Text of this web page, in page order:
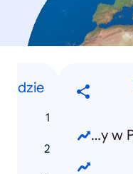
Mistrzostwa Europy w Piłce Nożnej 2024
Ludzie